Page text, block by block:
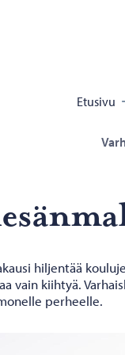
Etusivu
hiljentää
vain kiihtyä.
perheelle.